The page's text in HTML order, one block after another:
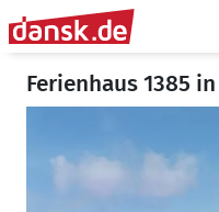
Ferienhaus 1385